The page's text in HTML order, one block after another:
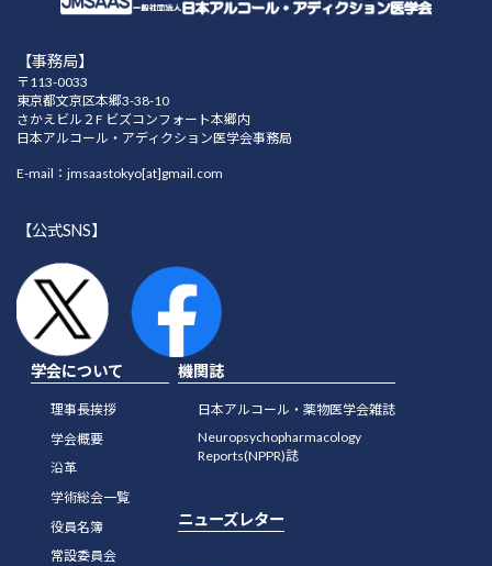
【事務局】
〒113-0033
東京都文京区本郷3-38-10
さかえビル２F ビズコンフォート本郷内
日本アルコール・アディクション医学会事務局
E-mail：jmsaastokyo[at]gmail.com
【公式SNS】
学会について
理事長挨拶
学会概要
沿革
学術総会一覧
役員名簿
常設委員会
機関誌
日本アルコール・薬物医学会雑誌
Neuropsychopharmacology
Reports(NPPR)誌
ニューズレター